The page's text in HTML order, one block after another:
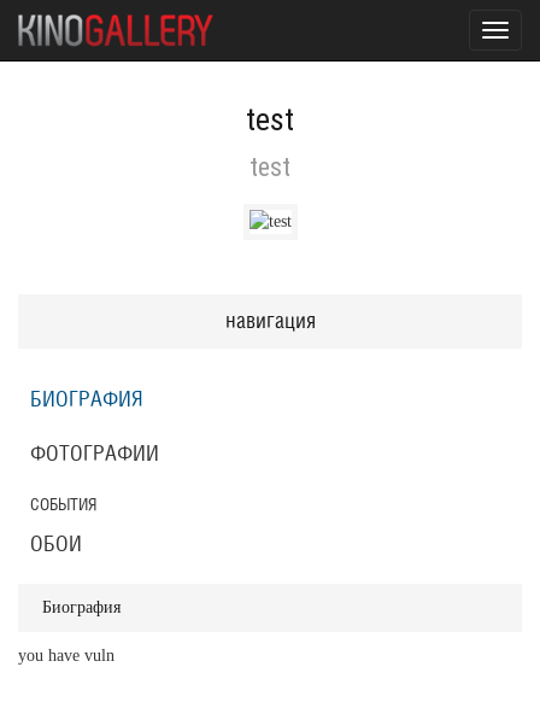
test
test
навигация
БИОГРАФИЯ
ФОТОГРАФИИ
СОБЫТИЯ
ОБОИ
Биография
you have vuln